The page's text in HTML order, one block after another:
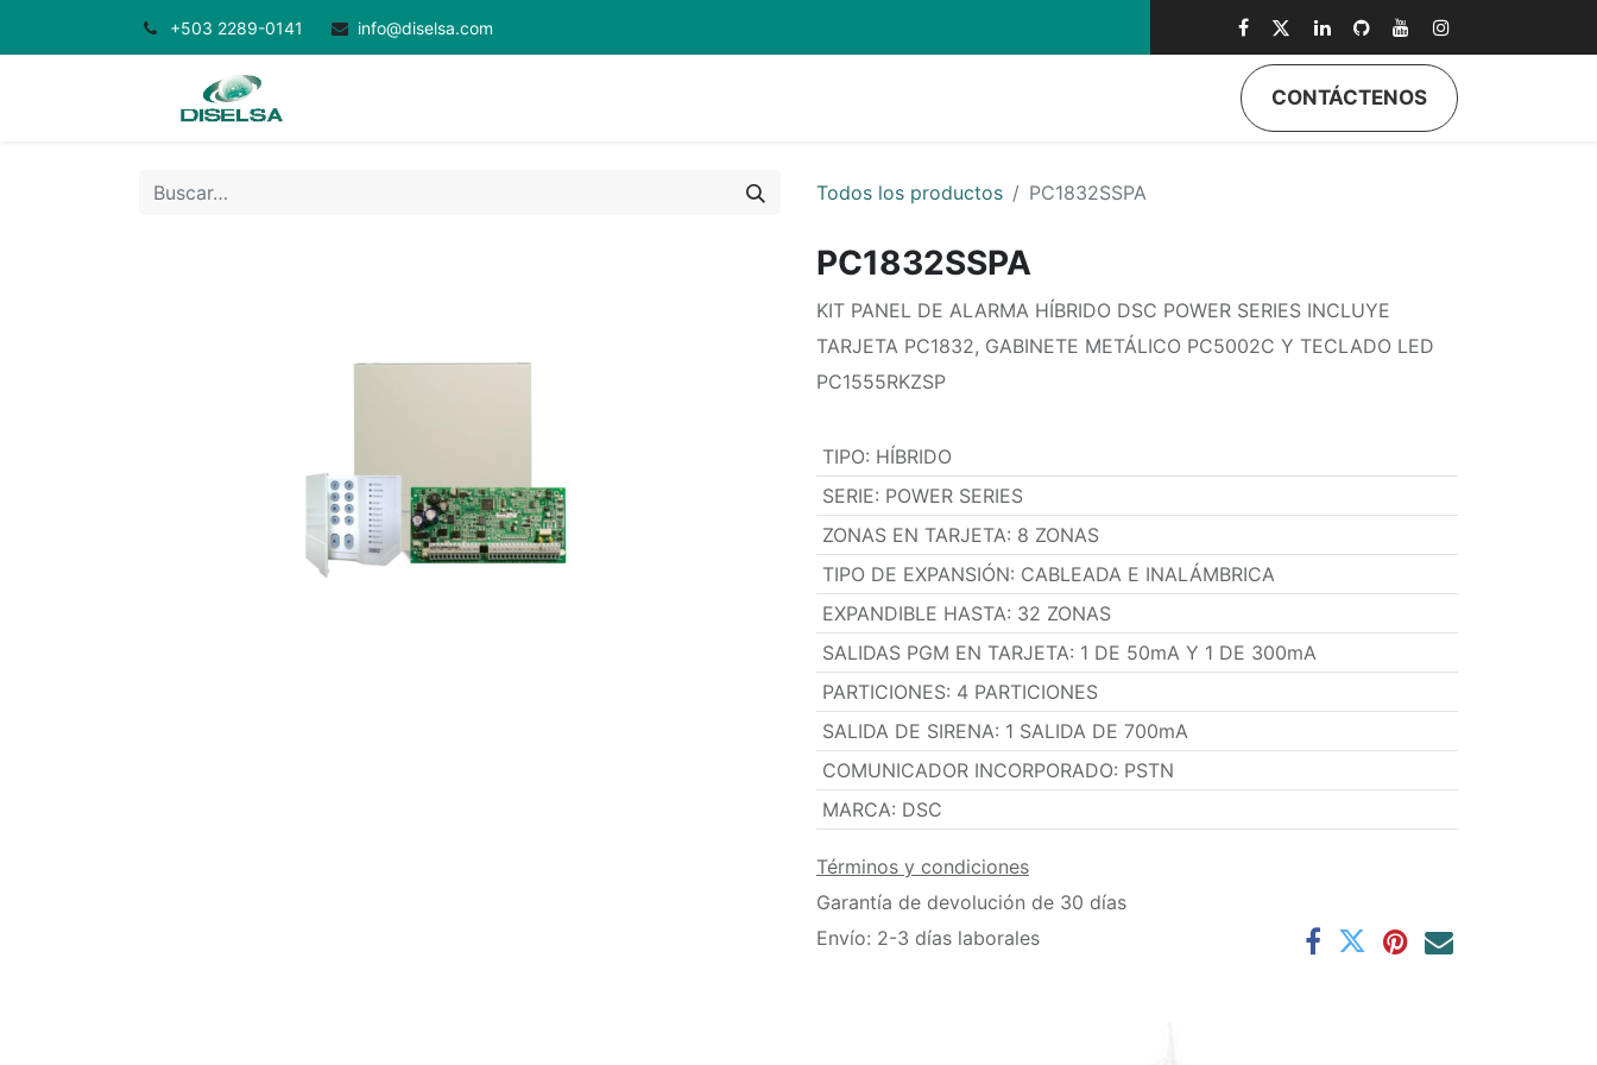
+503 2289-0141 info@diselsa.com
CONTÁCTENOS
Todos los productos PC1832SSPA
PC1832SSPA
KIT PANEL DE ALARMA HÍBRIDO DSC POWER SERIES INCLUYE
TARJETA PC1832, GABINETE METÁLICO PC5002C Y TECLADO LED
PC1555RKZSP
TIPO: HÍBRIDO
SERIE: POWER SERIES
ZONAS EN TARJETA: 8 ZONAS
TIPO DE EXPANSIÓN: CABLEADA E INALÁMBRICA
EXPANDIBLE HASTA: 32 ZONAS
SALIDAS PGM EN TARJETA: 1 DE 50mA Y 1 DE 300mA
PARTICIONES: 4 PARTICIONES
SALIDA DE SIRENA: 1 SALIDA DE 700mA
COMUNICADOR INCORPORADO: PSTN
MARCA: DSC
Términos y condiciones
Garantía de devolución de 30 días
Envío: 2-3 días laborales